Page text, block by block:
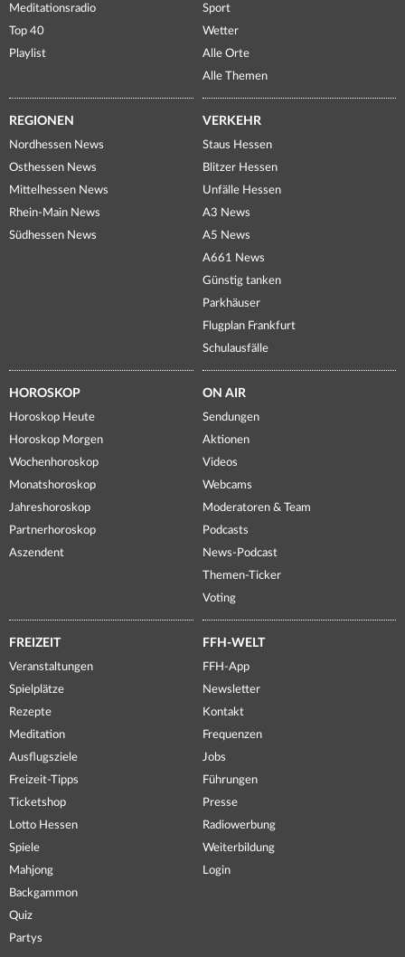
Meditationsradio
Top 40
Playlist
Sport
Wetter
Alle Orte
Alle Themen
REGIONEN
Nordhessen News
Osthessen News
Mittelhessen News
Rhein-Main News
Südhessen News
VERKEHR
Staus Hessen
Blitzer Hessen
Unfälle Hessen
A3 News
A5 News
A661 News
Günstig tanken
Parkhäuser
Flugplan Frankfurt
Schulausfälle
HOROSKOP
Horoskop Heute
Horoskop Morgen
Wochenhoroskop
Monatshoroskop
Jahreshoroskop
Partnerhoroskop
Aszendent
ON AIR
Sendungen
Aktionen
Videos
Webcams
Moderatoren & Team
Podcasts
News-Podcast
Themen-Ticker
Voting
FREIZEIT
Veranstaltungen
Spielplätze
Rezepte
Meditation
Ausflugsziele
Freizeit-Tipps
Ticketshop
Lotto Hessen
Spiele
Mahjong
Backgammon
Quiz
Partys
FFH-WELT
FFH-App
Newsletter
Kontakt
Frequenzen
Jobs
Führungen
Presse
Radiowerbung
Weiterbildung
Login